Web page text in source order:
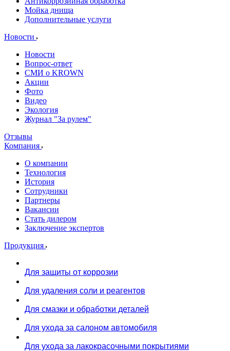
Мойка днища
Дополнительные услуги
Новости
Новости
Вопрос-ответ
СМИ о KROWN
Акции
Фото
Видео
Экология
Журнал "За рулем"
Отзывы
Компания
О компании
Технология
История
Сотрудники
Партнеры
Вакансии
Стать дилером
Заключение экспертов
Продукция
Для защиты от коррозии
Для удаления соли и реагентов
Для смазки и обработки деталей
Для ухода за салоном автомобиля
Для ухода за лакокрасочными покрытиями